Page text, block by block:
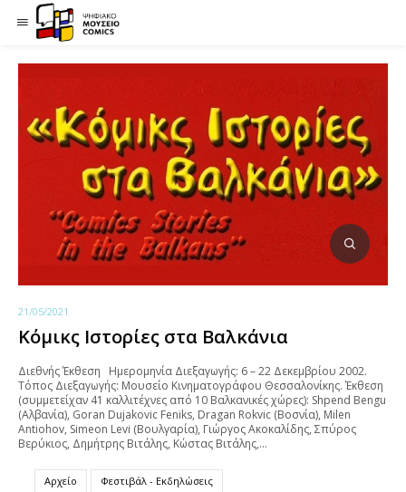
21/05/2021
Κόμικς Ιστορίες στα Βαλκάνια
Διεθνής Έκθεση Ημερομηνία Διεξαγωγής: 6 – 22 Δεκεμβρίου 2002.
Τόπος Διεξαγωγής: Μουσείο Κινηματογράφου Θεσσαλονίκης. Έκθεση
(συμμετείχαν 41 καλλιτέχνες από 10 Βαλκανικές χώρες): Shpend Bengu
(Αλβανία), Goran Dujakovic Feniks, Dragan Rokvic (Βοσνία), Milen
Antiohov, Simeon Levi (Βουλγαρία), Γιώργος Ακοκαλίδης, Σπύρος
Βερύκιος, Δημήτρης Βιτάλης, Κώστας Βιτάλης,…
Αρχείο Φεστιβάλ - Εκδηλώσεις